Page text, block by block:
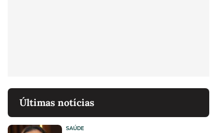
Últimas notícias
SAÚDE